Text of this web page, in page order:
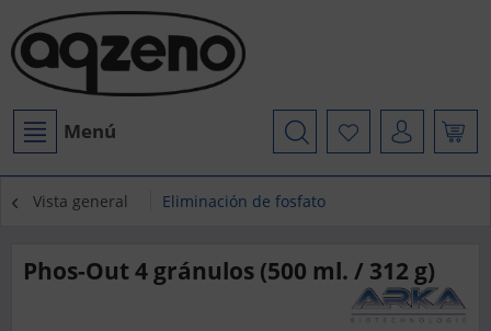
Menú
Vista general Eliminación de fosfato
Phos-Out 4 gránulos (500 ml. / 312 g)